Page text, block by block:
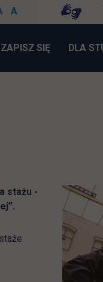
A
ZAPISZ SIĘLINKDLA
stażu -